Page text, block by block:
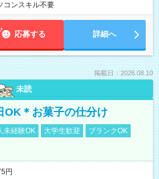
コンスキル不要
応募する 詳細へ
掲載日：2026.08.10
未読
OK＊お菓子の仕分け
未経験OK 大学生歓迎
ブランクOK
円